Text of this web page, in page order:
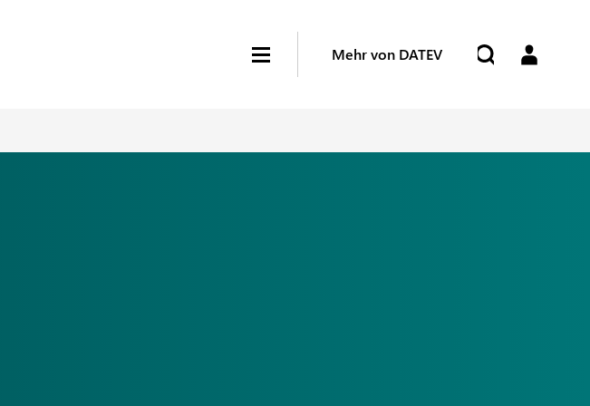
Mehr von DATEV